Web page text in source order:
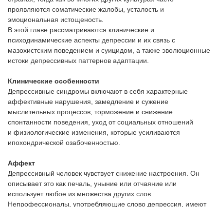
проявляются соматические жалобы, усталость и
эмоциональная истощеность.
В этой главе рассматриваются клинические и
психодинамические аспекты депрессии и их связь с
мазохистским поведением и суицидом, а также эволюционные
истоки депрессивных паттернов адаптации.
Клинические особенности
Депрессивные синдромы включают в себя характерные
аффективные нарушения, замедление и сужение
мыслительных процессов, торможение и снижение
спонтанности поведения, уход от социальных отношений
и физиологические изменения, которые усиливаются
ипохондрической озабоченностью.
Аффект
Депрессивный человек чувствует снижение настроения. Он
описывает это как печаль, уныние или отчаяние или
использует любое из множества других слов.
Непрофессионалы, употребляющие слово депрессия, имеют